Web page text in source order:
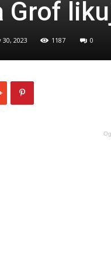
Grof
30, 2023 1187 0